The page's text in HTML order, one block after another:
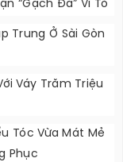
“gạch Đá” Vì Tỏ
Trung Ở Sài Gòn
Váy Trăm Triệu
Tóc Vừa Mát Mẻ
Phục